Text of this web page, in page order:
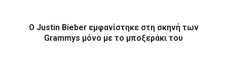
O Justin Bieber εμφανίστηκε στη σκηνή των
Grammys μόνο με το μποξεράκι του